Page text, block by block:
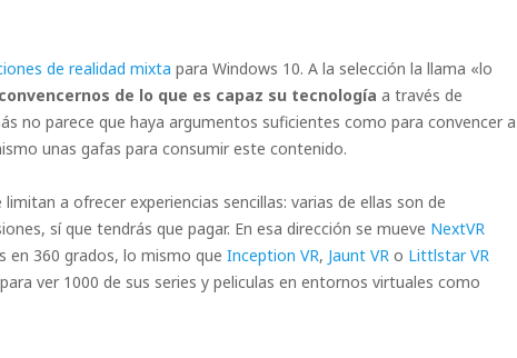
de realidad mixta para Windows 10. A la selección la llama «lo
de lo que es capaz su tecnología a través de
no parece que haya argumentos suficientes como para convencer a
unas gafas para consumir este contenido.
a ofrecer experiencias sencillas: varias de ellas son de
sí que tendrás que pagar. En esa dirección se mueve NextVR
en 360 grados, lo mismo que Inception VR, Jaunt VR o Littlstar VR
ver 1000 de sus series y peliculas en entornos virtuales como